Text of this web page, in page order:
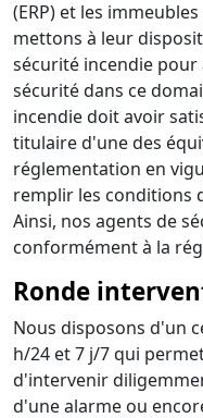
(ERP) et les
mettons à leur
sécurité incendie
sécurité dans ce
incendie doit avoir
titulaire d'une des
réglementation en
remplir les conditions
Ainsi, nos agents de
conformément à la
Ronde
Nous disposons d'un
h/24 et 7 j/7 qui
d'intervenir
d'une alarme ou